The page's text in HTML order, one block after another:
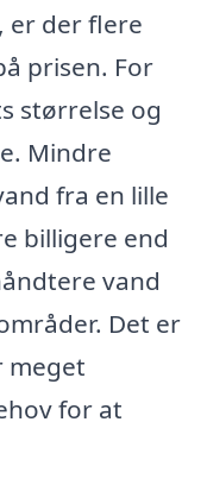
, er der flere
prisen. For
størrelse og
Mindre
fra en lille
billigere end
vand
Det er
meget
for at